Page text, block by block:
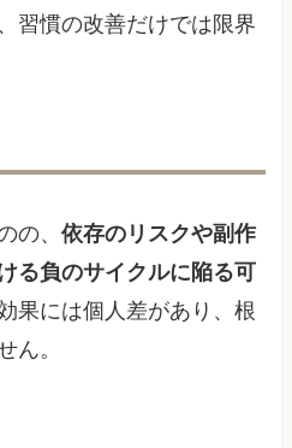
習慣の改善だけでは限界
の、依存のリスクや副作
る負のサイクルに陥る可
果には個人差があり、根
ん。